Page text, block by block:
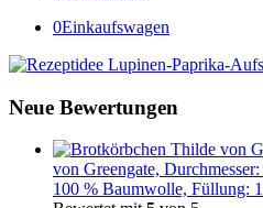
0Einkaufswagen
Neue Bewertungen
von Greengate,
100 % Baumwolle, Füllung: